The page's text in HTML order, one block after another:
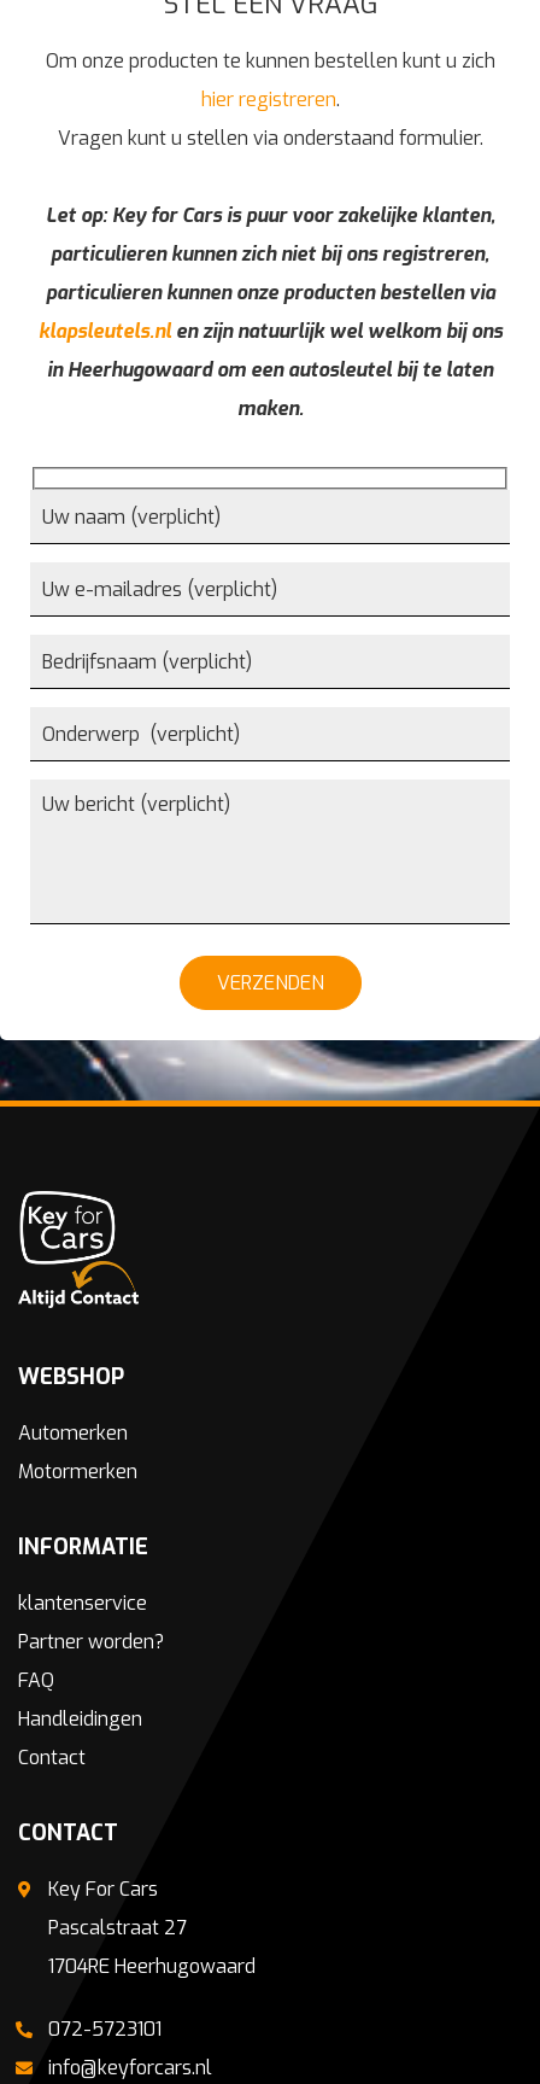
Om onze producten te kunnen bestellen kunt u zich
hier registreren.
Vragen kunt u stellen via onderstaand formulier.
Let op: Key for Cars is puur voor zakelijke klanten,
particulieren kunnen zich niet bij ons registreren,
particulieren kunnen onze producten bestellen via
klapsleutels.nlen zijn natuurlijk wel welkom bij ons
in Heerhugowaard om een autosleutel bij te laten
maken.
VERZENDEN
WEBSHOP
Automerken
Motormerken
INFORMATIE
klantenservice
Partner worden?
FAQ
Handleidingen
Contact
CONTACT
Key For Cars
Pascalstraat 27
1704RE Heerhugowaard
072-5723101
info@keyforcars.nl